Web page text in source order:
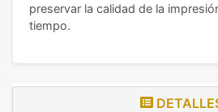
preservar la calidad de la
tiempo.